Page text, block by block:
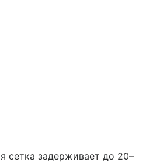
сетка задерживает до 20–